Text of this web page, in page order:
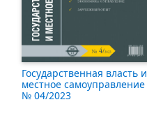
Государственная власть и
местное самоуправление
№ 04/2023